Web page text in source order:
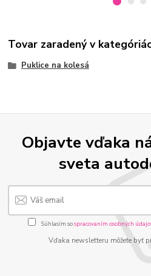
Tovar zaradený v
Puklice na kolesá
Objavte vďaka
sveta
Súhlasím sospracovaním osobných
Vďaka newsletteru môžete byť